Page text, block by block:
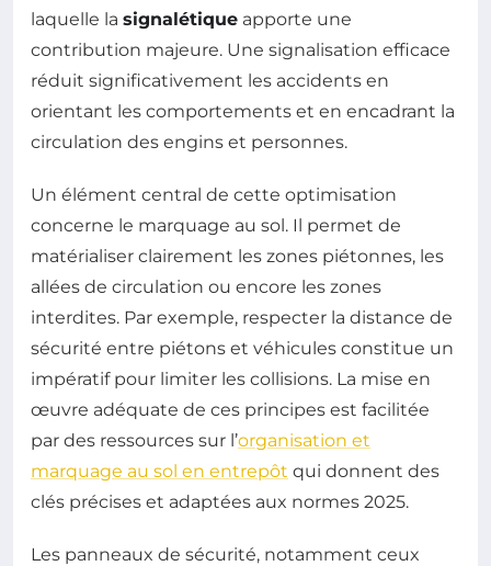
laquelle la signalétique apporte une
contribution majeure. Une signalisation efficace
réduit significativement les accidents en
orientant les comportements et en encadrant la
circulation des engins et personnes.
Un élément central de cette optimisation
concerne le marquage au sol. Il permet de
matérialiser clairement les zones piétonnes, les
allées de circulation ou encore les zones
interdites. Par exemple, respecter la distance de
sécurité entre piétons et véhicules constitue un
impératif pour limiter les collisions. La mise en
œuvre adéquate de ces principes est facilitée
par des ressources sur l’organisation et
marquage au sol en entrepôt qui donnent des
clés précises et adaptées aux normes 2025.
Les panneaux de sécurité, notamment ceux